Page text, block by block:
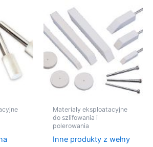
zł
zł
wiele
wariantów.
Opcje
można
Materiały eksploatacyjne
do szlifowania i
polerowania
Inne produkty z wełny
od
2,27 zł
34,05 zł
ma
wiele
Opcje
można